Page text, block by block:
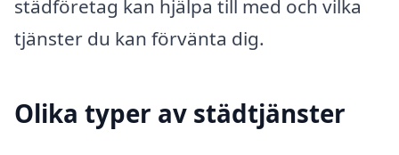
städföretag kan hjälpa till med och vilka
tjänster du kan förvänta dig.
Olika typer av städtjänster